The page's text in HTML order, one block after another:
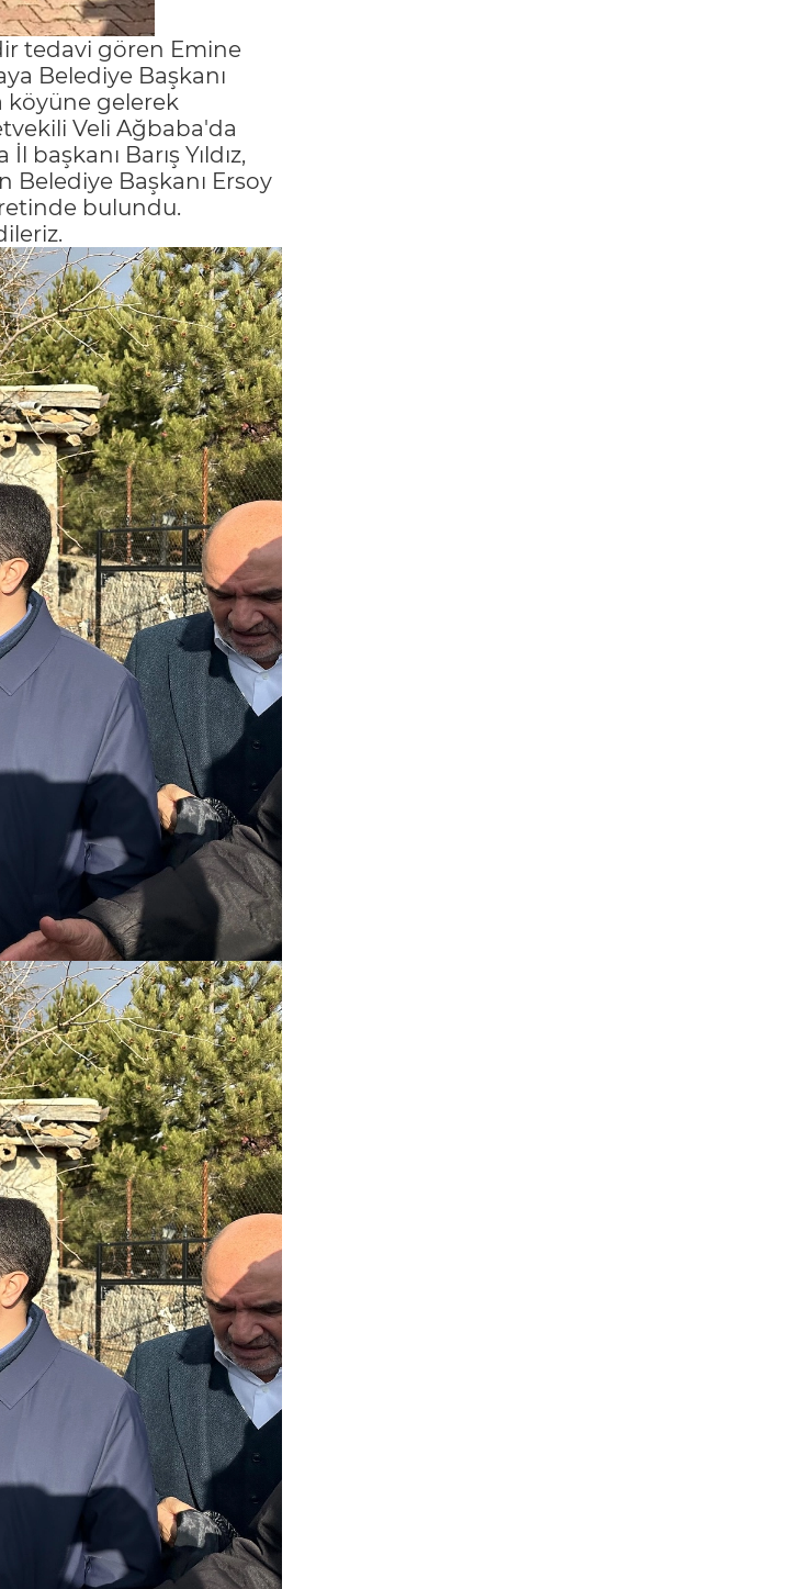
tedavi gören Emine
Belediye Başkanı
köyüne gelerek
Veli Ağbaba'da
Barış Yıldız,
Belediye Başkanı Ersoy
bulundu.